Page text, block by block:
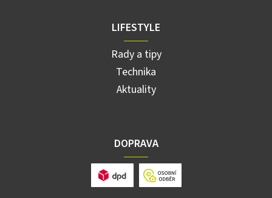
LIFESTYLE
Rady a tipy
Technika
Aktuality
DOPRAVA